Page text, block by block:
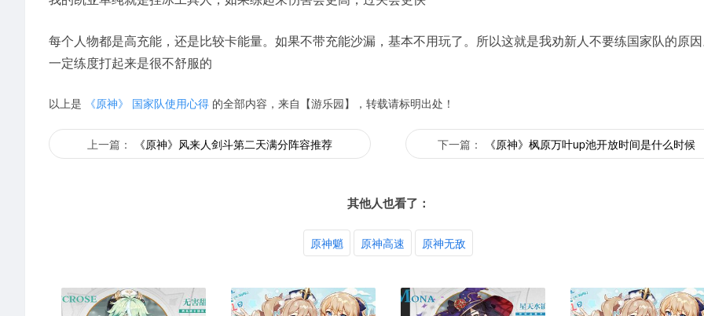
每个人物都是高充能，还是比较卡能量。如果不带充能沙漏，基本不用玩了。所以这就是我劝新人不要练国家队的原
一定练度打起来是很不舒服的
以上是 《原神》 国家队使用心得 的全部内容，来自【游乐园】，转载请标明出处！
上一篇： 《原神》风来人剑斗第二天满分阵容推荐 下一篇： 《原神》枫原万叶up池开放时间是什么时候
其他人也看了：
原神魈 原神高速 原神无敌